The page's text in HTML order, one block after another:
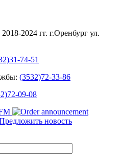
2024 гг. г.Оренбург ул.
74-51
(3532)72-33-86
09-08
новость